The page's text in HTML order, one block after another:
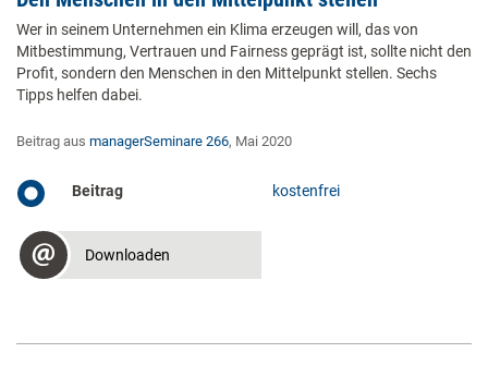
Wer in seinem Unternehmen ein Klima erzeugen will, das von
Mitbestimmung, Vertrauen und Fairness geprägt ist, sollte nicht den
Profit, sondern den Menschen in den Mittelpunkt stellen. Sechs
Tipps helfen dabei.
Beitrag aus managerSeminare 266, Mai 2020
Beitrag kostenfrei
Downloaden